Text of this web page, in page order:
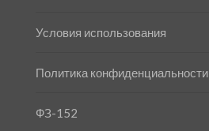
Условия использования
Политика конфиденциальности
ФЗ-152